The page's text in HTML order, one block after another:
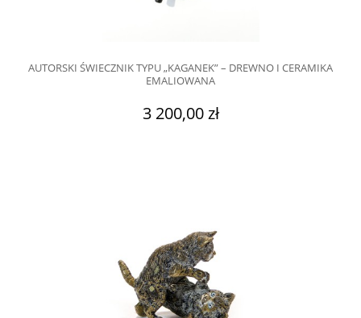
AUTORSKI ŚWIECZNIK TYPU „KAGANEK” – DREWNO I CERAMIKA
EMALIOWANA
3 200,00 zł